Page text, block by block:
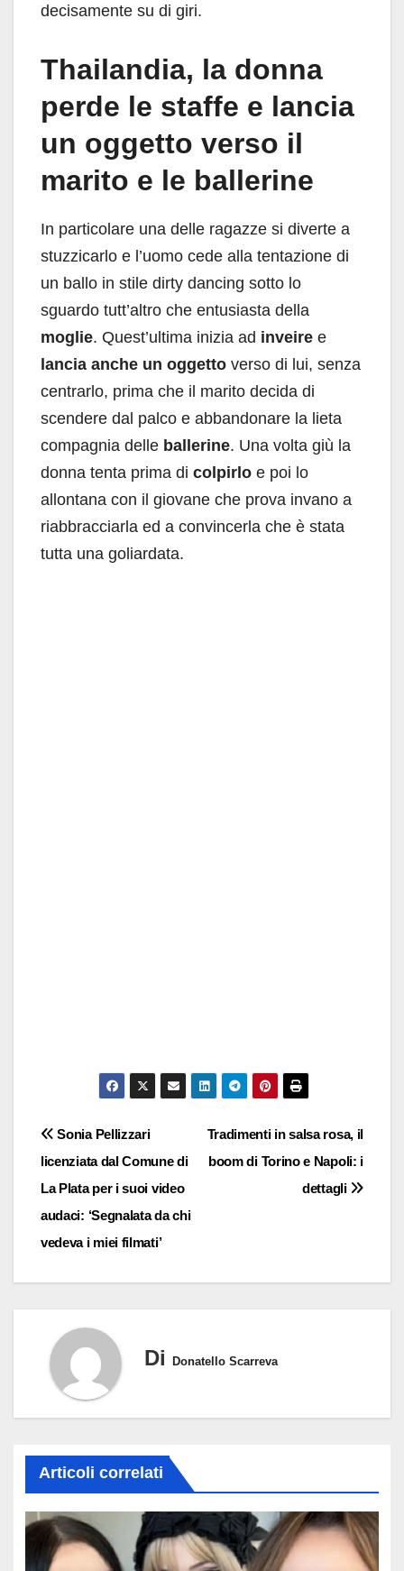
decisamente su di giri.
Thailandia, la donna
perde le staffe e lancia
un oggetto verso il
marito e le ballerine
In particolare una delle ragazze si diverte a
stuzzicarlo e l’uomo cede alla tentazione di
un ballo in stile dirty dancing sotto lo
sguardo tutt’altro che entusiasta della
moglie. Quest’ultima inizia ad inveire e
lancia anche un oggetto verso di lui, senza
centrarlo, prima che il marito decida di
scendere dal palco e abbandonare la lieta
compagnia delle ballerine. Una volta giù la
donna tenta prima di colpirlo e poi lo
allontana con il giovane che prova invano a
riabbracciarla ed a convincerla che è stata
tutta una goliardata.
Navigazione
articoli
Tradimenti in salsa rosa, il
boom di Torino e Napoli: i
dettagli
Sonia Pellizzari
licenziata dal Comune di
La Plata per i suoi video
audaci: ‘Segnalata da chi
vedeva i miei filmati’
Di Donatello Scarreva
Articoli correlati